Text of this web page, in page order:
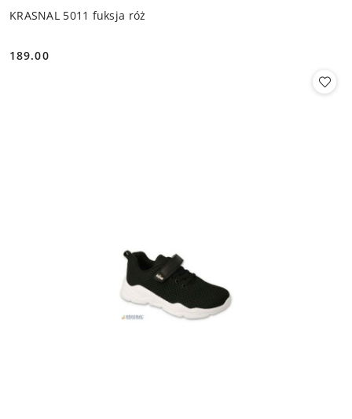
KRASNAL 5011 fuksja róż
Cena:
189.00